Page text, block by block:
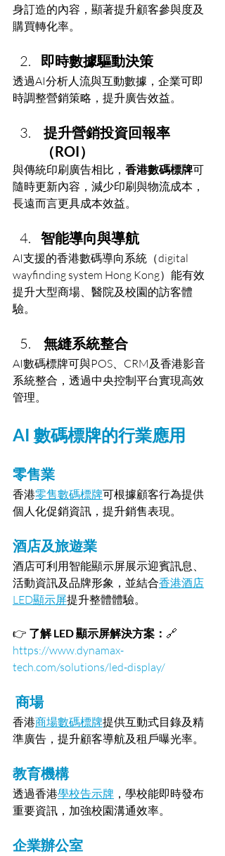
身訂造的內容，顯著提升顧客參與度及
購買轉化率。
即時數據驅動決策
透過AI分析人流與互動數據，企業可即
時調整營銷策略，提升廣告效益。
提升營銷投資回報率
（ROI）
與傳統印刷廣告相比， 香港數碼標牌可
隨時更新內容，減少印刷與物流成本，
長遠而言更具成本效益。
智能導向與導航
AI支援的香港數碼導向系統（digital
wayfinding system Hong Kong）能有效
提升大型商場、醫院及校園的訪客體
驗。
無縫系統整合
AI數碼標牌可與POS、CRM及香港影音
系統整合，透過中央控制平台實現高效
管理。
AI 數碼標牌的行業應用
零售業
香港零售數碼標牌可根據顧客行為提供
個人化促銷資訊，提升銷售表現。
酒店及旅遊業
酒店可利用智能顯示屏展示迎賓訊息、
活動資訊及品牌形象，並結合香港酒店
LED顯示屏提升整體體驗。
👉 了解 LED 顯示屏解決方案： 🔗
https://www.dynamax-
tech.com/solutions/led-display/
商場
香港商場數碼標牌提供互動式目錄及精
準廣告，提升顧客導航及租戶曝光率。
教育機構
透過香港學校告示牌 ，學校能即時發布
重要資訊，加強校園溝通效率。
企業辦公室